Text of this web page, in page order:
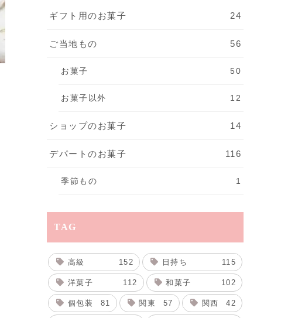
ギフト用のお菓子 24
ご当地もの 56
お菓子 50
お菓子以外 12
ショップのお菓子 14
デパートのお菓子 116
季節もの 1
TAG
高級 152 日持ち 115
洋菓子 112 和菓子 102
個包装 81 関東 57 関西 42